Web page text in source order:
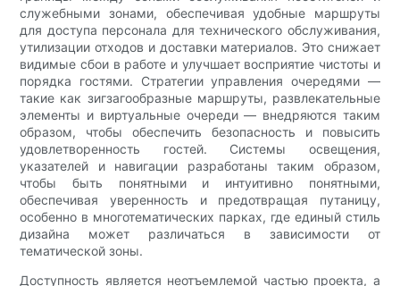
служебными зонами, обеспечивая удобные маршруты
для доступа персонала для технического обслуживания,
утилизации отходов и доставки материалов. Это снижает
видимые сбои в работе и улучшает восприятие чистоты и
порядка гостями. Стратегии управления очередями —
такие как зигзагообразные маршруты, развлекательные
элементы и виртуальные очереди — внедряются таким
образом, чтобы обеспечить безопасность и повысить
удовлетворенность гостей. Системы освещения,
указателей и навигации разработаны таким образом,
чтобы быть понятными и интуитивно понятными,
обеспечивая уверенность и предотвращая путаницу,
особенно в многотематических парках, где единый стиль
дизайна может различаться в зависимости от
тематической зоны.
Доступность является неотъемлемой частью проекта, а